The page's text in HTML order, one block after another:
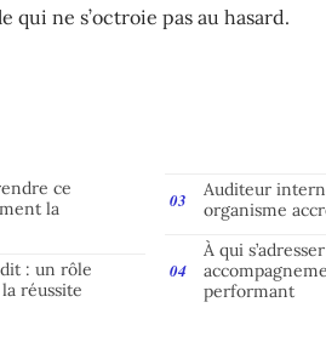
qui ne s’octroie pas au hasard.
ce
la
: un rôle
réussite
Auditeur
organisme
À qui
performant